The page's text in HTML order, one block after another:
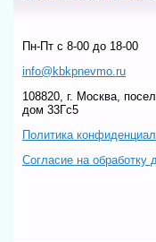
Пн-Пт c 8-00 до 18-00
info@kbkpnevmo.ru
108820, г. Москва,
дом 33Гс5
Политика
Согласие на обработку